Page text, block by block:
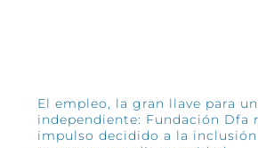
El empleo, la gran llave para
independiente: Fundación Dfa
impulso decidido a la